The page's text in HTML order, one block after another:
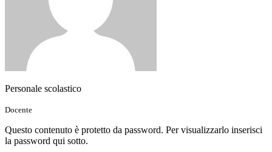
Personale scolastico
Docente
Questo contenuto è protetto da password. Per visualizzarlo inserisci
la password qui sotto.